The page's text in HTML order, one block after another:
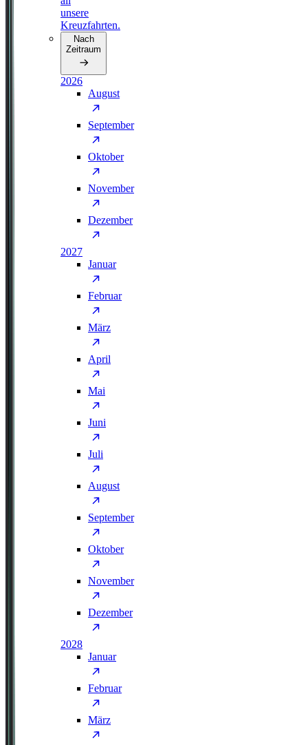
unsere
Kreuzfahrten.
Nach
Zeitraum
2026
August
September
Oktober
November
Dezember
2027
Januar
Februar
März
April
Mai
Juni
Juli
August
September
Oktober
November
Dezember
2028
Januar
Februar
März